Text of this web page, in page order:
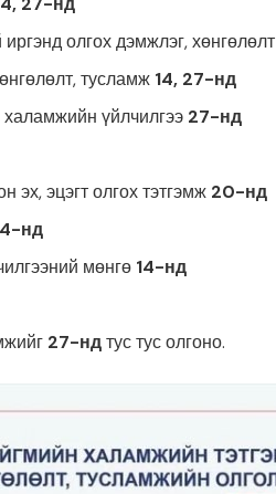
олгох дэмжлэг, хөнгөлөлт
тусламж 14, 27-нд
үйлчилгээ 27-нд
эх, эцэгт олгох тэтгэмж 20-нд
нд
мөнгө 14-нд
27-ндтус тус олгоно.